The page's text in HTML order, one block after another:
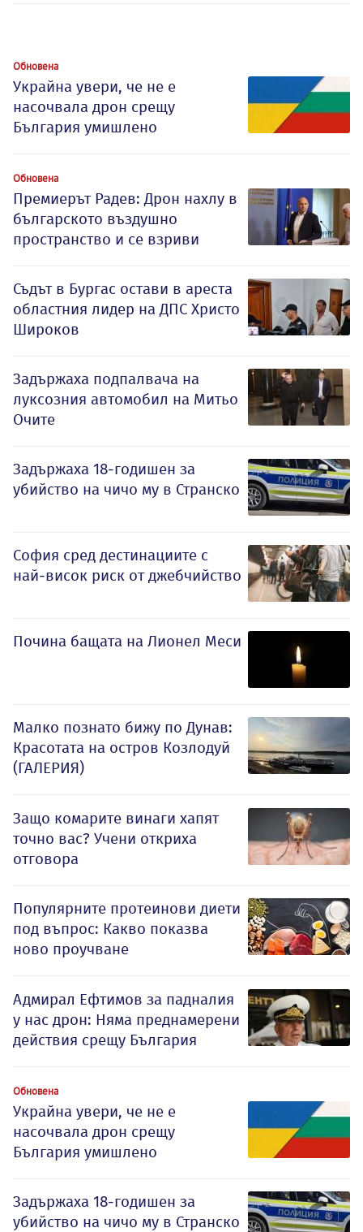
Обновена
Украйна увери, че не е
насочвала дрон срещу
България умишлено
Обновена
Премиерът Радев: Дрон нахлу в
българското въздушно
пространство и се взриви
Съдът в Бургас остави в ареста
областния лидер на ДПС Христо
Широков
Задържаха подпалвача на
луксозния автомобил на Митьо
Очите
Задържаха 18-годишен за
убийство на чичо му в Странско
София сред дестинациите с
най-висок риск от джебчийство
Почина бащата на Лионел Меси
Малко познато бижу по Дунав:
Красотата на остров Козлодуй
(ГАЛЕРИЯ)
Защо комарите винаги хапят
точно вас? Учени откриха
отговора
Популярните протеинови диети
под въпрос: Какво показва
ново проучване
Адмирал Ефтимов за падналия
у нас дрон: Няма преднамерени
действия срещу България
Обновена
Украйна увери, че не е
насочвала дрон срещу
България умишлено
Задържаха 18-годишен за
убийство на чичо му в Странско